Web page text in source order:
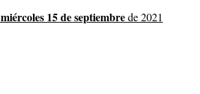
miércoles 15de septiembrede 2021